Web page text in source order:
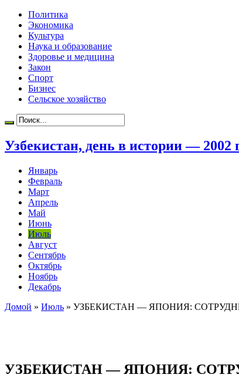
Политика
Экономика
Культура
Наука и образование
Здоровье и медицина
Закон
Спорт
Бизнес
Сельское хозяйство
Узбекистан, день в истории — 2002
Январь
Февраль
Март
Апрель
Май
Июнь
Июль
Август
Сентябрь
Октябрь
Ноябрь
Декабрь
Домой » Июль » УЗБЕКИСТАН — ЯПОНИЯ:
УЗБЕКИСТАН — ЯПОНИЯ: